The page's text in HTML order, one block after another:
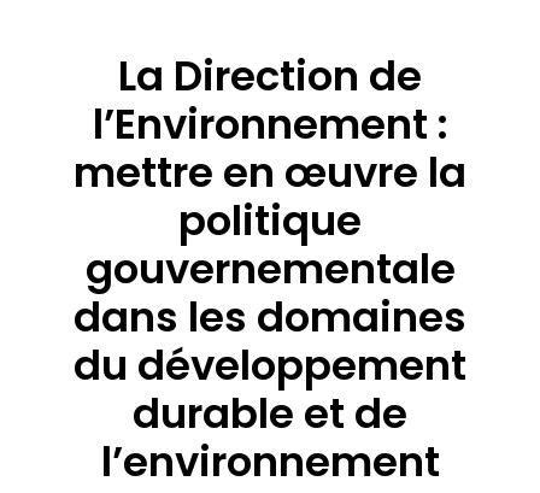
La Direction de
l’Environnement :
mettre en œuvre la
politique
gouvernementale
dans les domaines
du développement
durable et de
l’environnement